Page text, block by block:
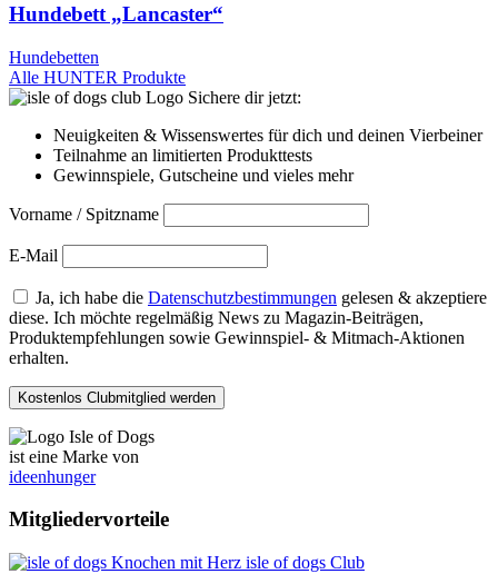
Hundebett „Lancaster“
Hundebetten
Alle HUNTER Produkte
Sichere dir jetzt:
Neuigkeiten & Wissenswertes für dich und deinen Vierbeiner
Teilnahme an limitierten Produkttests
Gewinnspiele, Gutscheine und vieles mehr
Vorname / Spitzname
E-Mail
Ja, ich habe die Datenschutzbestimmungen gelesen & akzeptiere
diese. Ich möchte regelmäßig News zu Magazin-Beiträgen,
Produktempfehlungen sowie Gewinnspiel- & Mitmach-Aktionen
erhalten.
ist eine Marke von
ideenhunger
Mitgliedervorteile
isle of dogs Club